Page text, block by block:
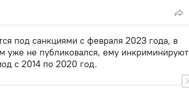
под санкциями с февраля 2023 года, в
уже не публиковался, ему инкриминируют
с 2014 по 2020 год.